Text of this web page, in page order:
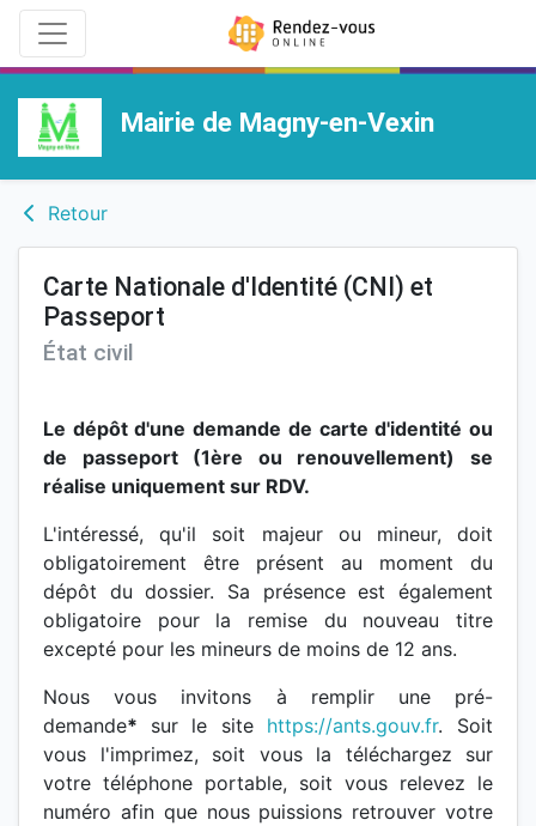
Mairie de Magny-en-Vexin
Retour
Carte Nationale d'Identité (CNI) et
Passeport
État civil
Le dépôt d'une demande de carte d'identité ou
de passeport (1ère ou renouvellement) se
réalise uniquement sur RDV.
L'intéressé, qu'il soit majeur ou mineur, doit
obligatoirement être présent au moment du
dépôt du dossier. Sa présence est également
obligatoire pour la remise du nouveau titre
excepté pour les mineurs de moins de 12 ans.
Nous vous invitons à remplir une pré-
demande* sur le site https://ants.gouv.fr. Soit
vous l'imprimez, soit vous la téléchargez sur
votre téléphone portable, soit vous relevez le
numéro afin que nous puissions retrouver votre